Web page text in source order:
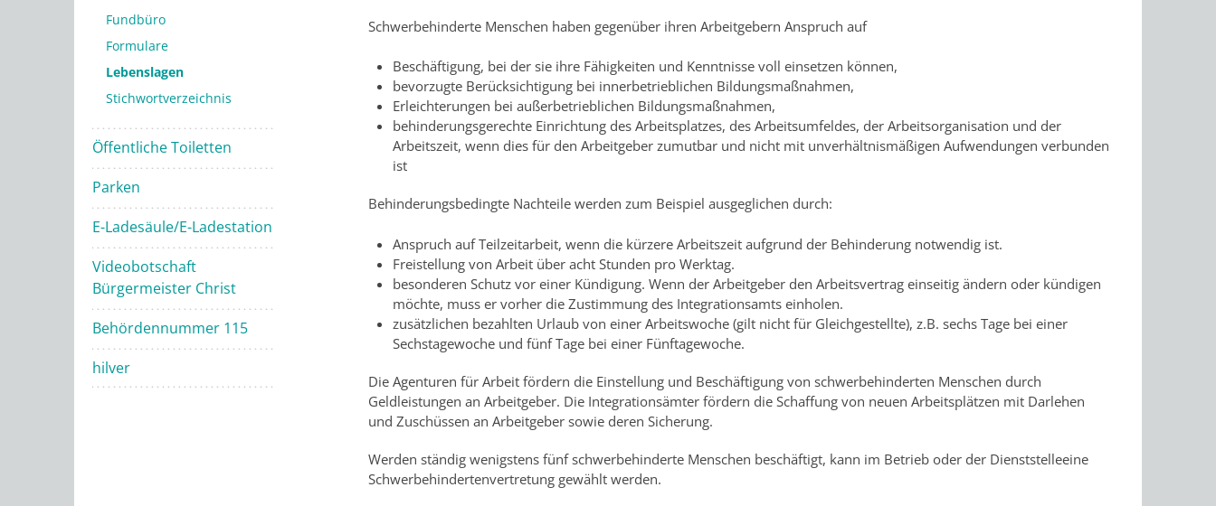
Fundbüro
Formulare
Lebenslagen
Stichwortverzeichnis
Öffentliche Toiletten
Parken
E-Ladesäule/E-Ladestation
Videobotschaft
Bürgermeister Christ
Behördennummer 115
hilver
Schwerbehinderte Menschen haben gegenüber ihren Arbeitgebern Anspruch auf
Beschäftigung, bei der sie ihre Fähigkeiten und Kenntnisse voll einsetzen können,
bevorzugte Berücksichtigung bei innerbetrieblichen Bildungsmaßnahmen,
Erleichterungen bei außerbetrieblichen Bildungsmaßnahmen,
behinderungsgerechte Einrichtung des Arbeitsplatzes, des Arbeitsumfeldes, der Arbeitsorganisation und der
Arbeitszeit, wenn dies für den Arbeitgeber zumutbar und nicht mit unverhältnismäßigen Aufwendungen verbunden
ist
Behinderungsbedingte Nachteile werden zum Beispiel ausgeglichen durch:
Anspruch auf Teilzeitarbeit, wenn die kürzere Arbeitszeit aufgrund der Behinderung notwendig ist.
Freistellung von Arbeit über acht Stunden pro Werktag.
besonderen Schutz vor einer Kündigung. Wenn der Arbeitgeber den Arbeitsvertrag einseitig ändern oder kündigen
möchte, muss er vorher die Zustimmung des Integrationsamts einholen.
zusätzlichen bezahlten Urlaub von einer Arbeitswoche (gilt nicht für Gleichgestellte), z.B. sechs Tage bei einer
Sechstagewoche und fünf Tage bei einer Fünftagewoche.
Die Agenturen für Arbeit fördern die Einstellung und Beschäftigung von schwerbehinderten Menschen durch
Geldleistungen an Arbeitgeber. Die Integrationsämter fördern die Schaffung von neuen Arbeitsplätzen mit Darlehen
und Zuschüssen an Arbeitgeber sowie deren Sicherung.
Werden ständig wenigstens fünf schwerbehinderte Menschen beschäftigt, kann im Betrieb oder der Dienststelleeine
Schwerbehindertenvertretung gewählt werden.